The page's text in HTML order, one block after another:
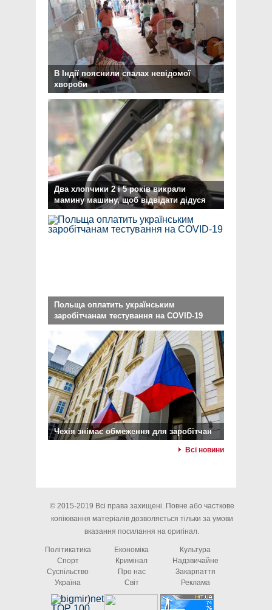
В Індії пояснили спалах невідомої
хвороби
Два хлопчики 2 і 5 років викрали
мамину машину, щоб відвідати дідуся
Польща оплатить українським
заробітчанам тестування на COVID-19
Чехія знімає обмеження для заробітчан
Всі новини
© 2015-2019 Всі права захищені. Повне або часткове
копіювання матеріалів дозволяється тільки за умови
вказання посилання на оригінал.
Політикатика Економіка
Культура
Спорт
Кримінал
Надзвичайне
Суспільство
Про нас
Закарпаття
Україна
Світ Реклама